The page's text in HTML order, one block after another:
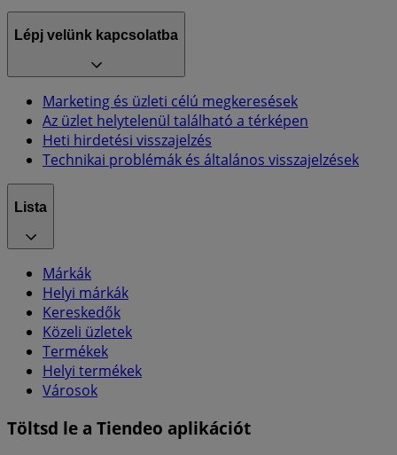
Lépj velünk kapcsolatba
Marketing és üzleti célú megkeresések
Az üzlet helytelenül található a térképen
Heti hirdetési visszajelzés
Technikai problémák és általános visszajelzések
Lista
Márkák
Helyi márkák
Kereskedők
Közeli üzletek
Termékek
Helyi termékek
Városok
Töltsd le a Tiendeo aplikációt